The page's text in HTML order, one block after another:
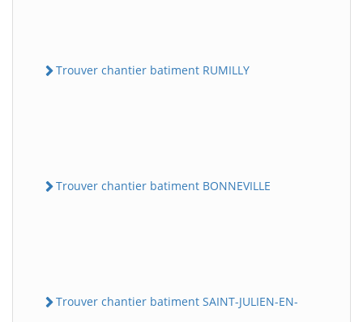
Trouver chantier batiment RUMILLY
Trouver chantier batiment BONNEVILLE
Trouver chantier batiment SAINT-JULIEN-EN-